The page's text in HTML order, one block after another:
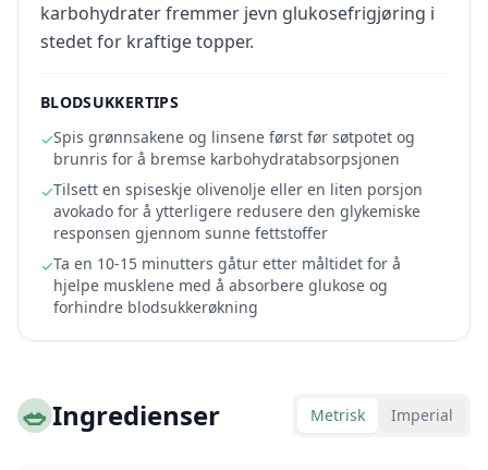
karbohydrater fremmer jevn glukosefrigjøring i
stedet for kraftige topper.
BLODSUKKERTIPS
✓Spis grønnsakene og linsene først før søtpotet og
brunris for å bremse karbohydratabsorpsjonen
✓Tilsett en spiseskje olivenolje eller en liten porsjon
avokado for å ytterligere redusere den glykemiske
responsen gjennom sunne fettstoffer
✓Ta en 10-15 minutters gåtur etter måltidet for å
hjelpe musklene med å absorbere glukose og
forhindre blodsukkerøkning
🥗Ingredienser Metrisk Imperial